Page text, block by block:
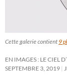
Cette galerie contient 9
EN IMAGES : LE CIEL
SEPTEMBRE 3, 2019